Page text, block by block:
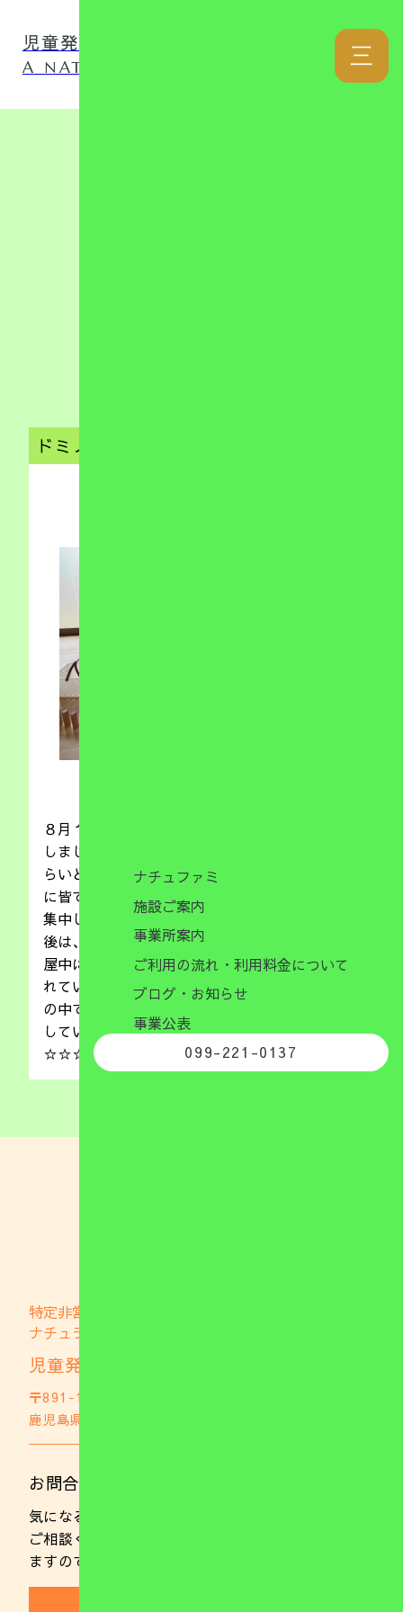
児童発達支援事業所 ナチュファミ
A NATURAL LOVER FAMILY 三
ナチュファミ
施設ご案内
事業所案内
ご利用の流れ・利用料金について
ブログ・お知らせ
事業公表
099-221-0137
ドミノ
８月１１日（火）は午後からドミノにチャレンジ
しました！！集中力とバランス感覚を養う事をね
らいとして取り組みました！！カラーテープの上
に皆で協力してドミノを並べる作業に子供たちも
集中して取り組むことができましたよ(^_-)-☆最
後は、「せーの！！」の合図でドミノを倒して部
屋中に並べたドミノが一斉に倒れていく姿に見と
れているのでした(^_-)-☆今後も、楽しい雰囲気
の中で達成感を味わいながら、色々な活動に挑戦
していけるよう環境を整えていきたいと思います
☆☆☆
特定非営利活動法人
ナチュラブファミリー
児童発達支援事業所 ナチュファミ
〒891-1105
鹿児島県鹿児島市郡山町703
お問合わせはこちら
気になることやご不明な点がありましたらお気軽に
ご相談ください。 また、随時ご見学を行っており
ますのでお気軽にお電話ください。